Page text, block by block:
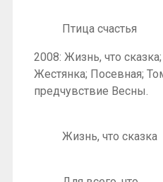
Птица счастья
2008: Жизнь, что
Жестянка; Посевная;
предчувствие Весны.
Жизнь, что сказка